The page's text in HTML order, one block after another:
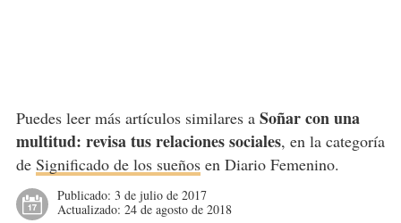
Puedes leer más artículos similares a Soñar con una
multitud: revisa tus relaciones sociales, en la categoría
de Significado de los sueñosen Diario Femenino.
Publicado: 3 de julio de 2017
Actualizado: 24 de agosto de 2018